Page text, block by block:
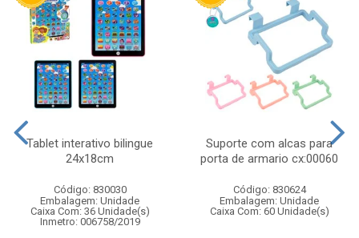
Tablet interativo bilingue
24x18cm
Código: 830030
Embalagem: Unidade
Caixa Com: 36 Unidade(s)
Inmetro: 006758/2019
Suporte com alcas para
porta de armario cx:00060
Código: 830624
Embalagem: Unidade
Caixa Com: 60 Unidade(s)